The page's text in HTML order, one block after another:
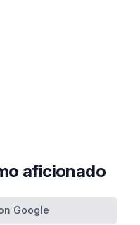
aficionado
Google